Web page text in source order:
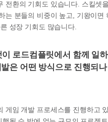
전환의 기회도 있습니다. 스킬셋
는 분들의 비중이 높고, 기왕이면
성장 기회도 많습니다.
로드컴플릿에서 함께 일하
은 어떤 방식으로 진행되나
게임 개발 프로세스를 진행하고